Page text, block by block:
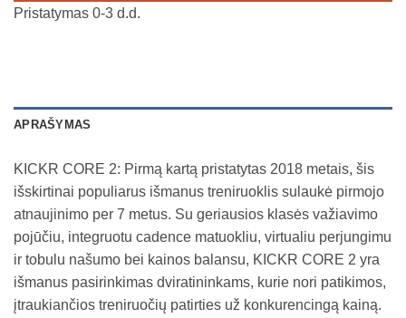
Pristatymas 0-3 d.d.
APRAŠYMAS
KICKR CORE 2: Pirmą kartą pristatytas 2018 metais, šis
išskirtinai populiarus išmanus treniruoklis sulaukė pirmojo
atnaujinimo per 7 metus. Su geriausios klasės važiavimo
pojūčiu, integruotu cadence matuokliu, virtualiu perjungimu
ir tobulu našumo bei kainos balansu, KICKR CORE 2 yra
išmanus pasirinkimas dviratininkams, kurie nori patikimos,
įtraukiančios treniruočių patirties už konkurencingą kainą.